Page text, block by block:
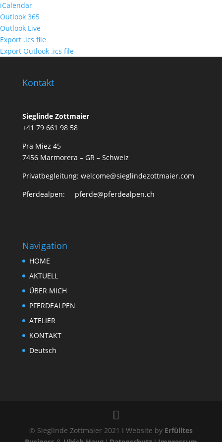
iCalendar
Outlook 365
Outlook Live
Export .ics file
Export Outlook .ics file
Kontakt
Sieglinde Zottmaier
+41 79 661 98 58
Pra Miez 45
7456 Marmorera – GR – Schweiz
Privatbegleitung: welcome@sieglindezottmaier.com
Pferdealpen: pferde@pferdealpen.ch
Navigation
HOME
AKTUELL
ÜBER MICH
PFERDEALPEN
ATELIER
KONTAKT
Deutsch
© Sieglinde Zottmaier 2021 I Website by Erfülltes